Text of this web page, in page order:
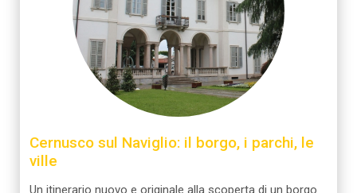
Cernusco sul Naviglio: il borgo, i parchi, le
ville
Un itinerario nuovo e originale alla scoperta di un borgo